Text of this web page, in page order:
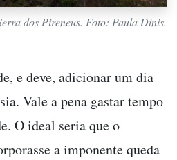
dos Pireneus. Foto: Paula Dinis.
e deve, adicionar um dia
Vale a pena gastar tempo
O ideal seria que o
a imponente queda